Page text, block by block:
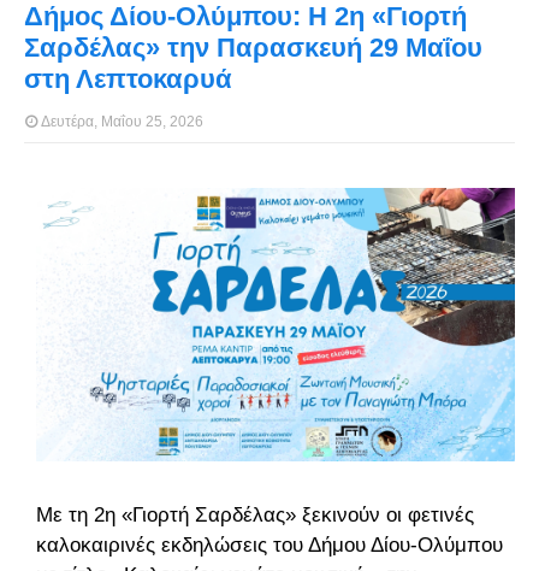
Δήμος Δίου-Ολύμπου: Η 2η «Γιορτή
Σαρδέλας» την Παρασκευή 29 Μαΐου
στη Λεπτοκαρυά
Δευτέρα, Μαΐου 25, 2026
Με τη 2η «Γιορτή Σαρδέλας» ξεκινούν οι φετινές
καλοκαιρινές εκδηλώσεις του Δήμου Δίου-Ολύμπου